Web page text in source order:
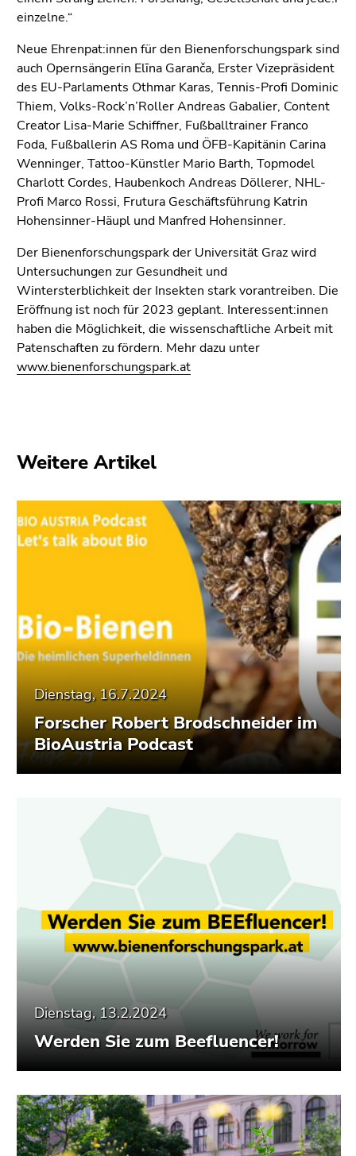
einzelne.“
Neue Ehrenpat:innen für den Bienenforschungspark sind
auch Opernsängerin Elīna Garanča, Erster Vizepräsident
des EU-Parlaments Othmar Karas, Tennis-Profi Dominic
Thiem, Volks-Rock’n’Roller Andreas Gabalier, Content
Creator Lisa-Marie Schiffner, Fußballtrainer Franco
Foda, Fußballerin AS Roma und ÖFB-Kapitänin Carina
Wenninger, Tattoo-Künstler Mario Barth, Topmodel
Charlott Cordes, Haubenkoch Andreas Döllerer, NHL-
Profi Marco Rossi, Frutura Geschäftsführung Katrin
Hohensinner-Häupl und Manfred Hohensinner.
Der Bienenforschungspark der Universität Graz wird
Untersuchungen zur Gesundheit und
Wintersterblichkeit der Insekten stark vorantreiben. Die
Eröffnung ist noch für 2023 geplant. Interessent:innen
haben die Möglichkeit, die wissenschaftliche Arbeit mit
Patenschaften zu fördern. Mehr dazu unter
www.bienenforschungspark.at
Weitere Artikel
Dienstag, 16.7.2024
Forscher Robert Brodschneider im
BioAustria Podcast
Dienstag, 13.2.2024
Werden Sie zum Beefluencer!